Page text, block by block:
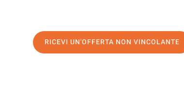
RICEVI UN'OFFERTA NON VINCOLANTE